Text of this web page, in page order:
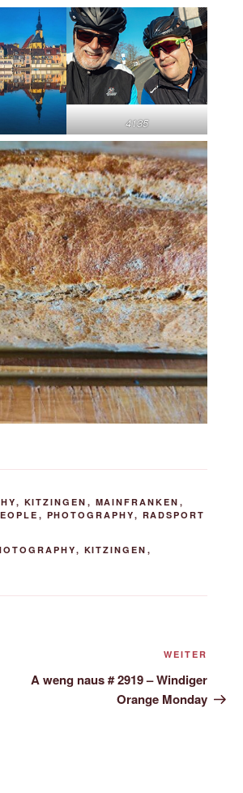
4135
, KITZINGEN , MAINFRANKEN ,
, PHOTOGRAPHY, RADSPORT
, KITZINGEN ,
Beitrag
WEITER
A weng naus # 2919 – Windiger
Orange Monday